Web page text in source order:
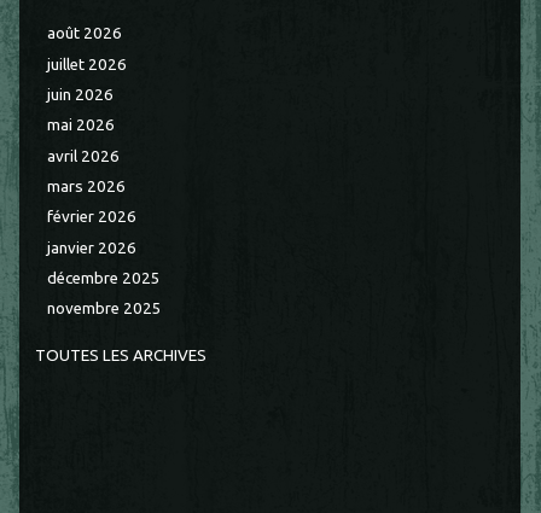
août 2026
juillet 2026
juin 2026
mai 2026
avril 2026
mars 2026
février 2026
janvier 2026
décembre 2025
novembre 2025
TOUTES LES ARCHIVES